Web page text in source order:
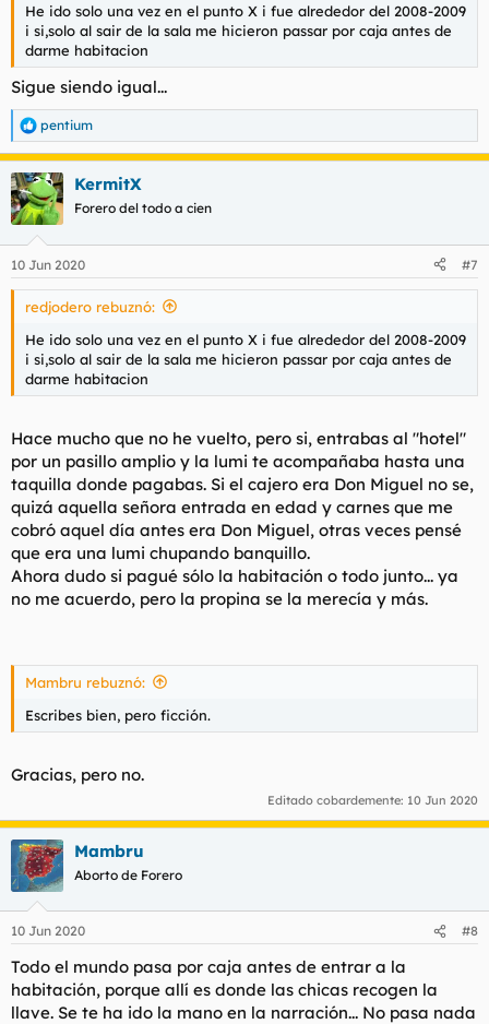
He ido solo una vez en el punto X i fue alrededor del 2008-2009
i si,solo al sair de la sala me hicieron passar por caja antes de
darme habitacion
Sigue siendo igual...
R
e
a
c
c
i
e
s
pentium
KermitX
Forero del todo a cien
10 Jun 2020 #7
redjodero rebuznó:
He ido solo una vez en el punto X i fue alrededor del 2008-2009
i si,solo al sair de la sala me hicieron passar por caja antes de
darme habitacion
Hace mucho que no he vuelto, pero si, entrabas al "hotel"
por un pasillo amplio y la lumi te acompañaba hasta una
taquilla donde pagabas. Si el cajero era Don Miguel no se,
quizá aquella señora entrada en edad y carnes que me
cobró aquel día antes era Don Miguel, otras veces pensé
que era una lumi chupando banquillo.
Ahora dudo si pagué sólo la habitación o todo junto... ya
no me acuerdo, pero la propina se la merecía y más.
Mambru rebuznó:
Escribes bien, pero ficción.
Gracias, pero no.
Editado cobardemente: 10 Jun 2020
Mambru
Aborto de Forero
10 Jun 2020 #8
Todo el mundo pasa por caja antes de entrar a la
habitación, porque allí es donde las chicas recogen la
llave. Se te ha ido la mano en la narración... No pasa nada